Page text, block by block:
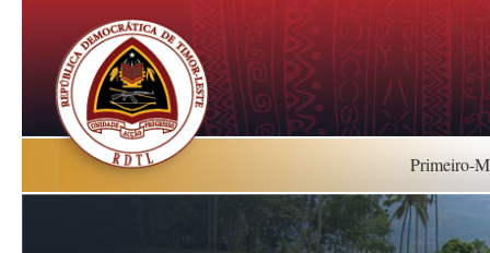
Primeiro-